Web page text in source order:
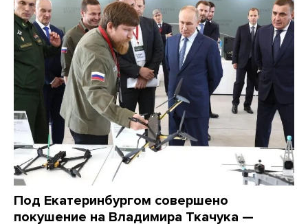
Под Екатеринбургом совершено
покушение на Владимира Ткачука —